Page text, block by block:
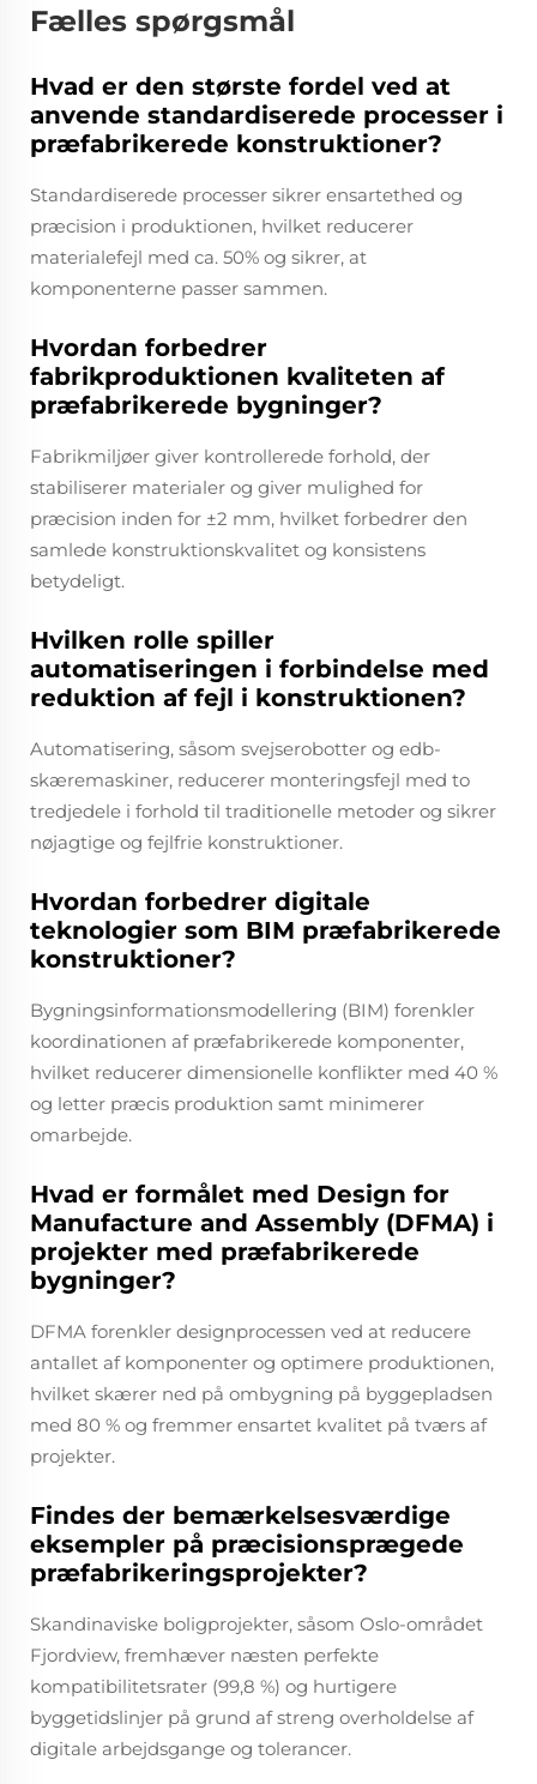
Fælles spørgsmål
Hvad er den største fordel ved at
anvende standardiserede processer i
præfabrikerede konstruktioner?
Standardiserede processer sikrer ensartethed og
præcision i produktionen, hvilket reducerer
materialefejl med ca. 50% og sikrer, at
komponenterne passer sammen.
Hvordan forbedrer
fabrikproduktionen kvaliteten af
præfabrikerede bygninger?
Fabrikmiljøer giver kontrollerede forhold, der
stabiliserer materialer og giver mulighed for
præcision inden for ±2 mm, hvilket forbedrer den
samlede konstruktionskvalitet og konsistens
betydeligt.
Hvilken rolle spiller
automatiseringen i forbindelse med
reduktion af fejl i konstruktionen?
Automatisering, såsom svejserobotter og edb-
skæremaskiner, reducerer monteringsfejl med to
tredjedele i forhold til traditionelle metoder og sikrer
nøjagtige og fejlfrie konstruktioner.
Hvordan forbedrer digitale
teknologier som BIM præfabrikerede
konstruktioner?
Bygningsinformationsmodellering (BIM) forenkler
koordinationen af præfabrikerede komponenter,
hvilket reducerer dimensionelle konflikter med 40 %
og letter præcis produktion samt minimerer
omarbejde.
Hvad er formålet med Design for
Manufacture and Assembly (DFMA) i
projekter med præfabrikerede
bygninger?
DFMA forenkler designprocessen ved at reducere
antallet af komponenter og optimere produktionen,
hvilket skærer ned på ombygning på byggepladsen
med 80 % og fremmer ensartet kvalitet på tværs af
projekter.
Findes der bemærkelsesværdige
eksempler på præcisionsprægede
præfabrikeringsprojekter?
Skandinaviske boligprojekter, såsom Oslo-området
Fjordview, fremhæver næsten perfekte
kompatibilitetsrater (99,8 %) og hurtigere
byggetidslinjer på grund af streng overholdelse af
digitale arbejdsgange og tolerancer.